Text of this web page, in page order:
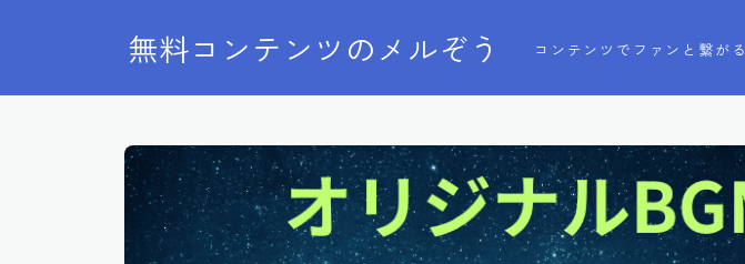
無料コンテンツのメルぞう コンテンツでファンと繋がる